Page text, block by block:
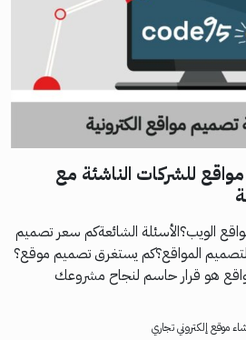
للشركات الناشئة مع
الويب؟الأسئلة الشائعةكم سعر تصميم
المواقع؟كم يستغرق تصميم موقع؟
هو قرار حاسم لنجاح مشروعك
موقع إلكتروني تجاري